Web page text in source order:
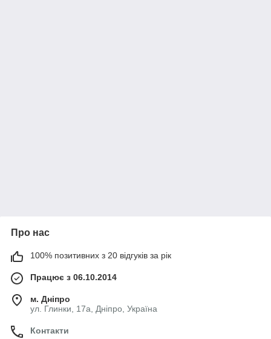
Про нас
100% позитивних з 20 відгуків за рік
Працює з 06.10.2014
м. Дніпро
ул. Глинки, 17а, Дніпро, Україна
Контакти